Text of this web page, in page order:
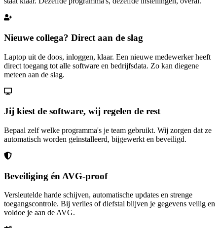
Nieuwe collega? Direct aan de slag
Laptop uit de doos, inloggen, klaar. Een nieuwe medewerker heeft
direct toegang tot alle software en bedrijfsdata. Zo kan diegene
meteen aan de slag.
Jij kiest de software, wij regelen de rest
Bepaal zelf welke programma's je team gebruikt. Wij zorgen dat ze
automatisch worden geïnstalleerd, bijgewerkt en beveiligd.
Beveiliging én AVG-proof
Versleutelde harde schijven, automatische updates en strenge
toegangscontrole. Bij verlies of diefstal blijven je gegevens veilig en
voldoe je aan de AVG.